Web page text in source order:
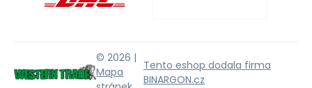
© 2026 |
Mapa
Tento eshop dodala firma
BINARGON.cz